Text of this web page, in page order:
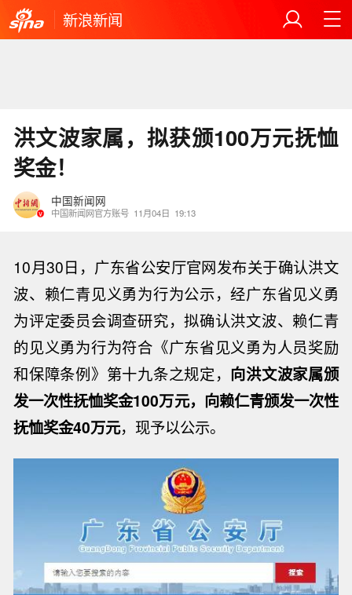
新浪新闻
洪文波家属，拟获颁100万元抚恤
奖金！
中国新闻网
中国新闻网官方账号 11月04日 19:13
10月30日，广东省公安厅官网发布关于确认洪文
波、赖仁青见义勇为行为公示，经广东省见义勇
为评定委员会调查研究，拟确认洪文波、赖仁青
的见义勇为行为符合《广东省见义勇为人员奖励
和保障条例》第十九条之规定， 向洪文波家属颁
发一次性抚恤奖金100万元，向赖仁青颁发一次性
抚恤奖金40万元，现予以公示。